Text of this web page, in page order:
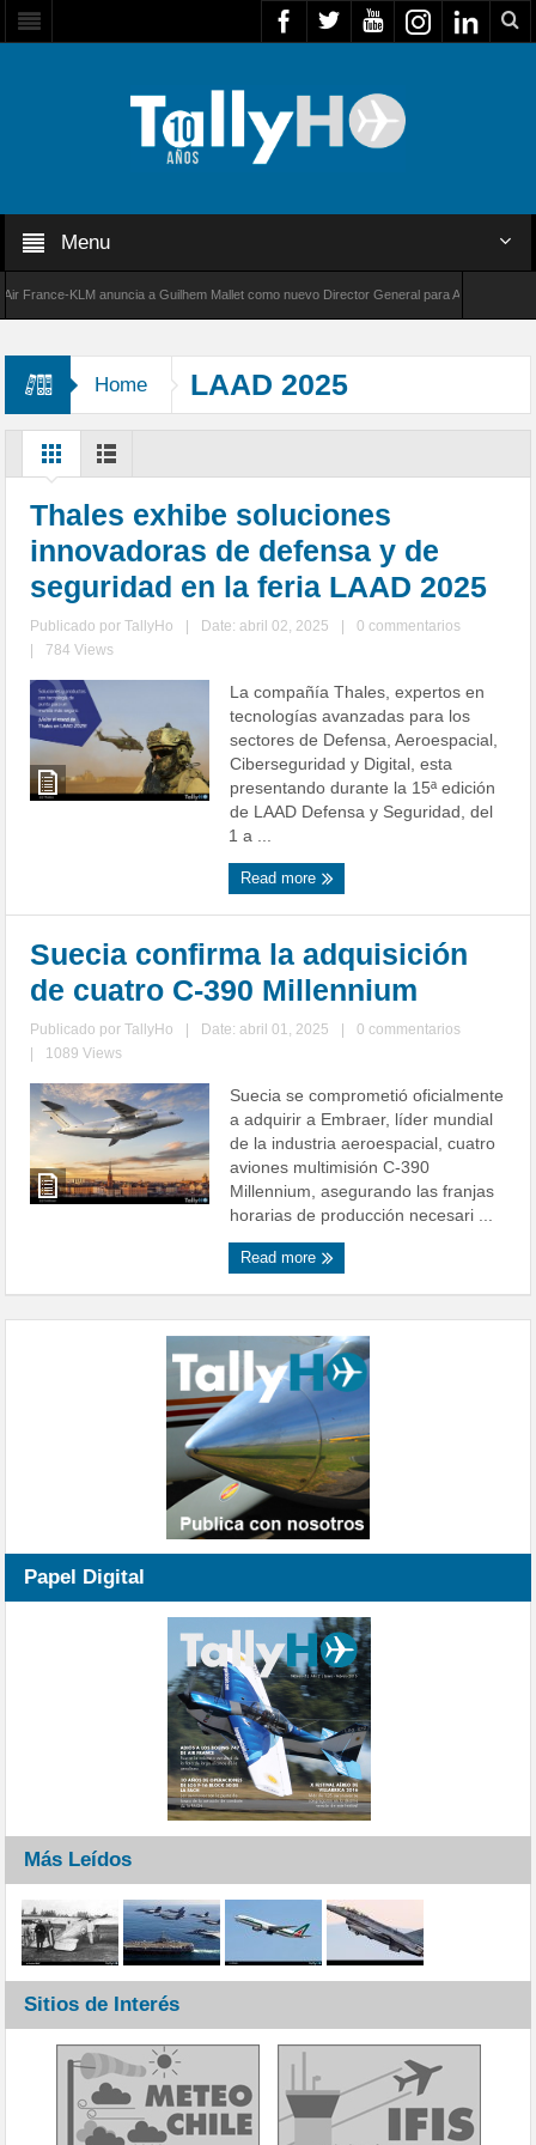
Menu
KLM anuncia a Guilhem Mallet como nuevo Director General para América Latina
Home LAAD 2025
Thales exhibe soluciones
innovadoras de defensa y de
seguridad en la feria LAAD 2025
Publicado porTallyHo Date: abril 02, 2025
0 commentarios
784 Views
La compañía Thales, expertos en
tecnologías avanzadas para los
sectores de Defensa, Aeroespacial,
Ciberseguridad y Digital, esta
presentando durante la 15ª edición
de LAAD Defensa y Seguridad, del
1 a ...
Read more
Suecia confirma la adquisición
de cuatro C-390 Millennium
Publicado porTallyHo Date: abril 01, 2025
0 commentarios
1089 Views
Suecia se comprometió oficialmente
a adquirir a Embraer, líder mundial
de la industria aeroespacial, cuatro
aviones multimisión C-390
Millennium, asegurando las franjas
horarias de producción necesari ...
Read more
Papel Digital
Más Leídos
Sitios de Interés